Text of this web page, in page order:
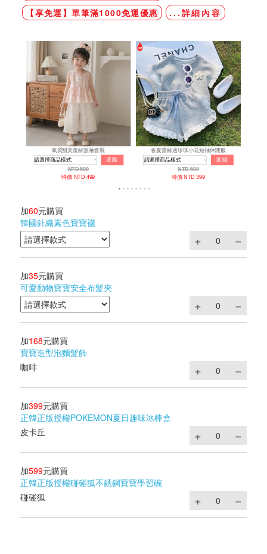
【享免運】單筆滿1000免運優惠
...詳細內容
加60元購買
韓國針織素色寶寶襪
加35元購買
可愛動物寶寶安全布髮夾
加168元購買
寶寶造型泡麵髮飾
咖啡
加399元購買
正韓正版授權POKEMON夏日趣味冰棒盒
皮卡丘
加599元購買
正韓正版授權碰碰狐不銹鋼寶寶學習碗
碰碰狐